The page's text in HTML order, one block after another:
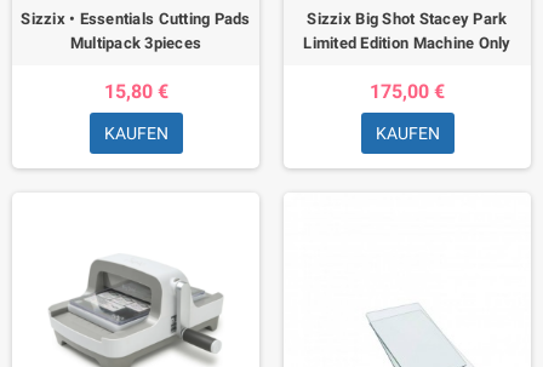
Sizzix • Essentials Cutting Pads
Multipack 3pieces
15,80 €
KAUFEN
Sizzix Big Shot Stacey Park
Limited Edition Machine Only
175,00 €
KAUFEN